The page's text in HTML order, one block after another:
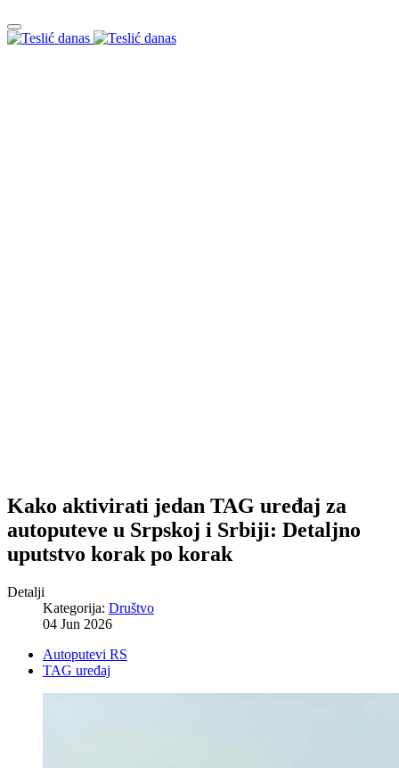
Kako aktivirati jedan TAG uređaj za
autoputeve u Srpskoj i Srbiji: Detaljno
uputstvo korak po korak
Detalji
Kategorija: Društvo
04 Jun 2026
Autoputevi RS
TAG uređaj